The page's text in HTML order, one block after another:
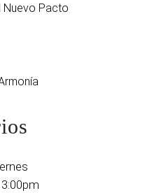
Nuevo Pacto